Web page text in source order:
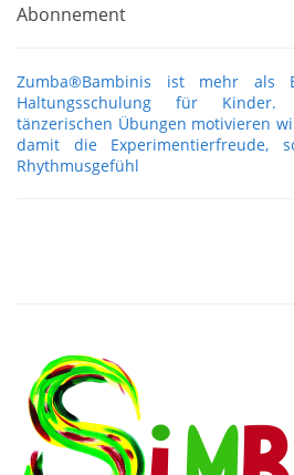
Abonnement
Zumba®Bambinis ist mehr als
Haltungsschulung für
tänzerischen Übungen motivieren
damit die Experimentierfreude,
Rhythmusgefühl